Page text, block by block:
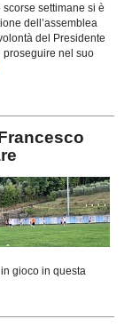
settimane si è
dell’assemblea
del Presidente
proseguire nel suo
gioco in questa